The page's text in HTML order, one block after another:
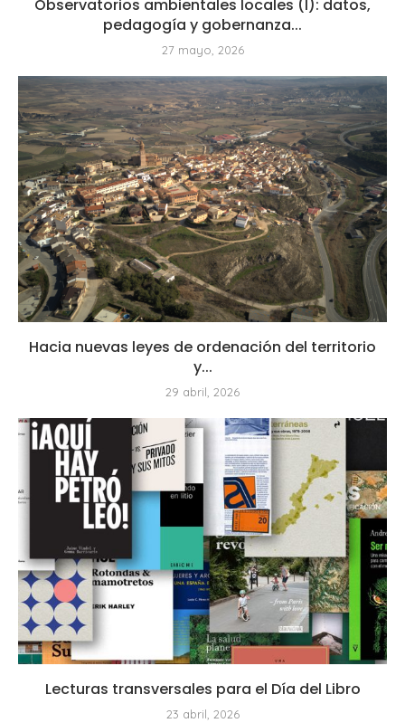
Observatorios ambientales locales (I): datos,
pedagogía y gobernanza...
27 mayo, 2026
Hacia nuevas leyes de ordenación del territorio
y...
29 abril, 2026
Lecturas transversales para el Día del Libro
23 abril, 2026